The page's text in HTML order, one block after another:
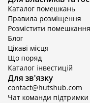
Відпочинок в
Відпочинок у Вінницькій
Відпочинок в Яремче
Відпочинок у
Відпочинок з басейном
Каталог помешкань
Правила розміщення
Розмістити помешкання
Блог
Цікаві місця
Що поряд
Каталог інвестицій
Для зв'язку
contact@hutshub.com
Чат команди підтримки